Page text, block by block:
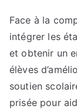
Face à la
intégrer les
et obtenir un
élèves
soutien
prisée pour